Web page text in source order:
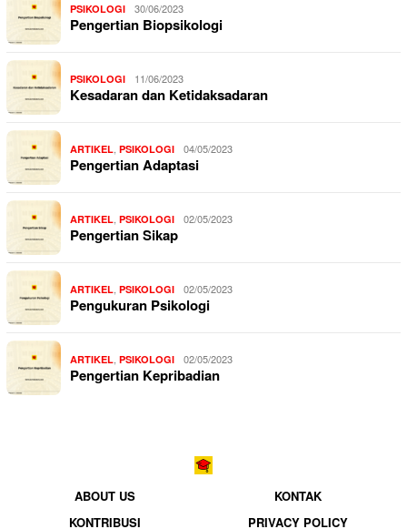
PSIKOLOGI 30/06/2023
Pengertian Biopsikologi
PSIKOLOGI 11/06/2023
Kesadaran dan Ketidaksadaran
ARTIKEL, PSIKOLOGI 04/05/2023
Pengertian Adaptasi
ARTIKEL, PSIKOLOGI 02/05/2023
Pengertian Sikap
ARTIKEL, PSIKOLOGI 02/05/2023
Pengukuran Psikologi
ARTIKEL, PSIKOLOGI 02/05/2023
Pengertian Kepribadian
ABOUT US
KONTAK
KONTRIBUSI
PRIVACY POLICY